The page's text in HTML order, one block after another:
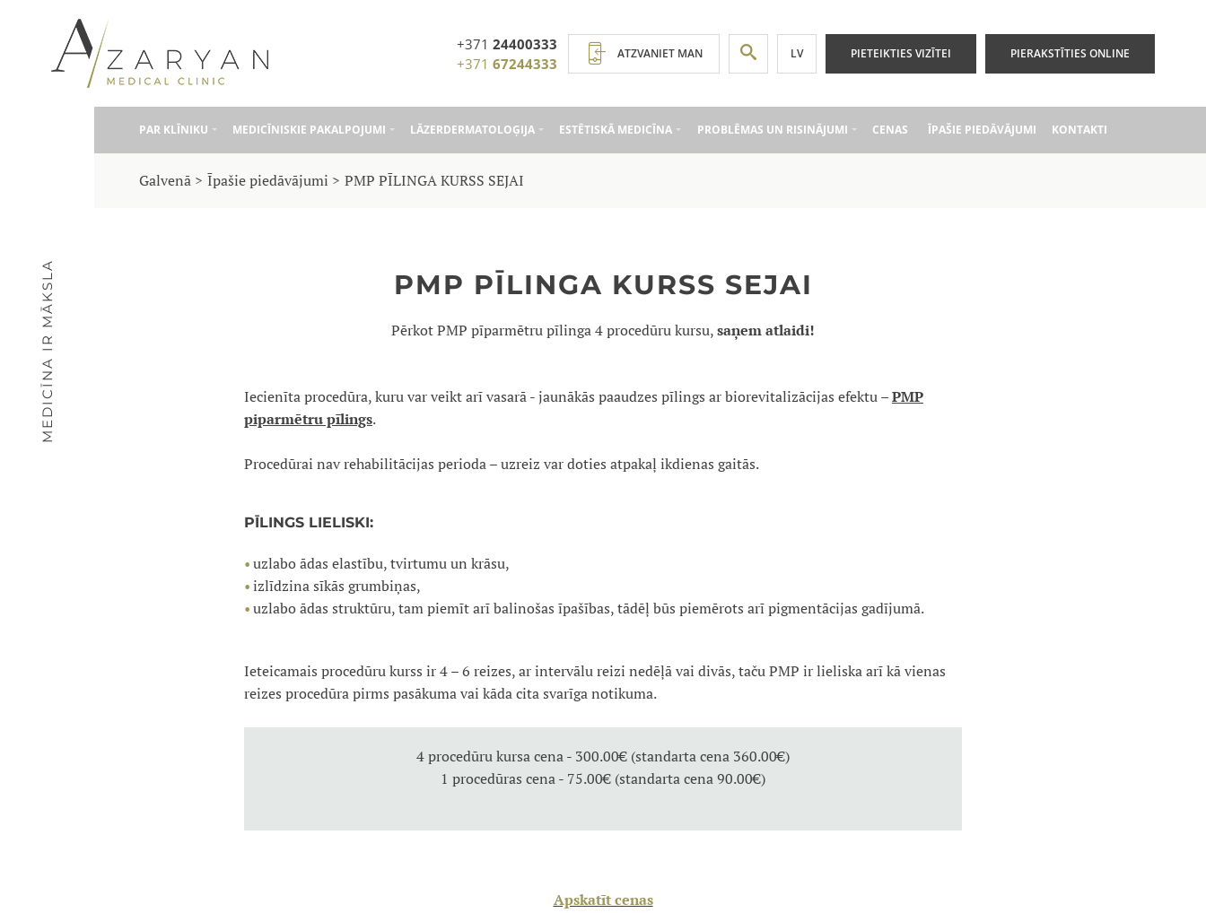
+371 24400333
+371 67244333
ATZVANIET MAN LV PIETEIKTIES VIZĪTEI PIERAKSTĪTIES ONLINE
PAR KLĪNIKU MEDICĪNISKIE PAKALPOJUMI LĀZERDERMATOLOĢIJA ESTĒTISKĀ MEDICĪNA PROBLĒMAS UN RISINĀJUMI CENAS ĪPAŠIE PIEDĀVĀJUMI KONTAKTI
MEDICĪNA IR MĀKSLA
Galvenā Īpašie piedāvājumi PMP PĪLINGA KURSS SEJAI
PMP PĪLINGA KURSS SEJAI
Pērkot PMP pīparmētru pīlinga 4 procedūru kursu, saņem atlaidi!
Iecienīta procedūra, kuru var veikt arī vasarā - jaunākās paaudzes pīlings ar biorevitalizācijas efektu – PMP
piparmētru pīlings.
Procedūrai nav rehabilitācijas perioda – uzreiz var doties atpakaļ ikdienas gaitās.
PĪLINGS LIELISKI:
uzlabo ādas elastību, tvirtumu un krāsu,
izlīdzina sīkās grumbiņas,
uzlabo ādas struktūru, tam piemīt arī balinošas īpašības, tādēļ būs piemērots arī pigmentācijas gadījumā.
Ieteicamais procedūru kurss ir 4 – 6 reizes, ar intervālu reizi nedēļā vai divās, taču PMP ir lieliska arī kā vienas
reizes procedūra pirms pasākuma vai kāda cita svarīga notikuma.
4 procedūru kursa cena - 300.00€ (standarta cena 360.00€)
1 procedūras cena - 75.00€ (standarta cena 90.00€)
Apskatīt cenas